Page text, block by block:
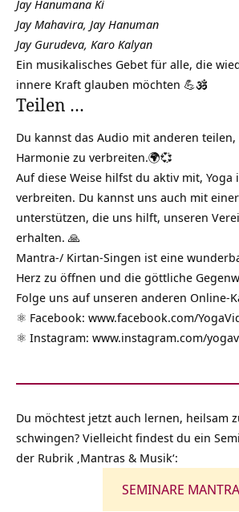
Jay Hanumana Ki
Jay Mahavira, Jay Hanuman
Jay Gurudeva, Karo Kalyan
Ein musikalisches Gebet für alle, die
innere Kraft glauben möchten 💪🕉️
Teilen …
Du kannst das Audio mit anderen
Harmonie zu verbreiten.🌍💞
Auf diese Weise hilfst du aktiv mit, Yoga
verbreiten. Du kannst uns auch mit
unterstützen, die uns hilft, unseren
erhalten. 🙏
Mantra-/ Kirtan-Singen ist eine
Herz zu öffnen und die göttliche
Folge uns auf unseren anderen Online-
⚛️ Facebook: www.facebook.com/
⚛️ Instagram: www.instagram.com/
Du möchtest jetzt auch lernen, heilsam
schwingen? Vielleicht findest du ein
der Rubrik ‚Mantras & Musik‘:
SEMINARE